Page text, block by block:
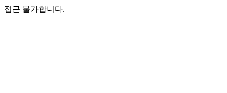
접근 불가합니다.